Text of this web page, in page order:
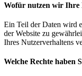
Wofür nutzen wir Ihre
Ein Teil der Daten wird
der Website zu
Ihres Nutzerverhaltens
Welche Rechte haben